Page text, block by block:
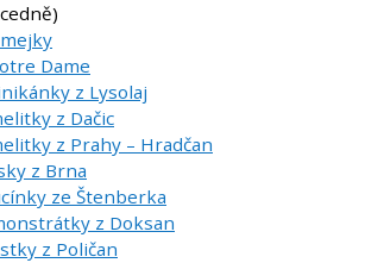
Dame
z Lysolaj
z Dačic
z Prahy – Hradčan
z Brna
ze Štenberka
z Doksan
z Poličan